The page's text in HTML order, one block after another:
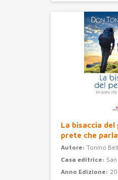
La bisaccia
prete che
Autore: Tonino
Casa editrice:
Anno Edizione: